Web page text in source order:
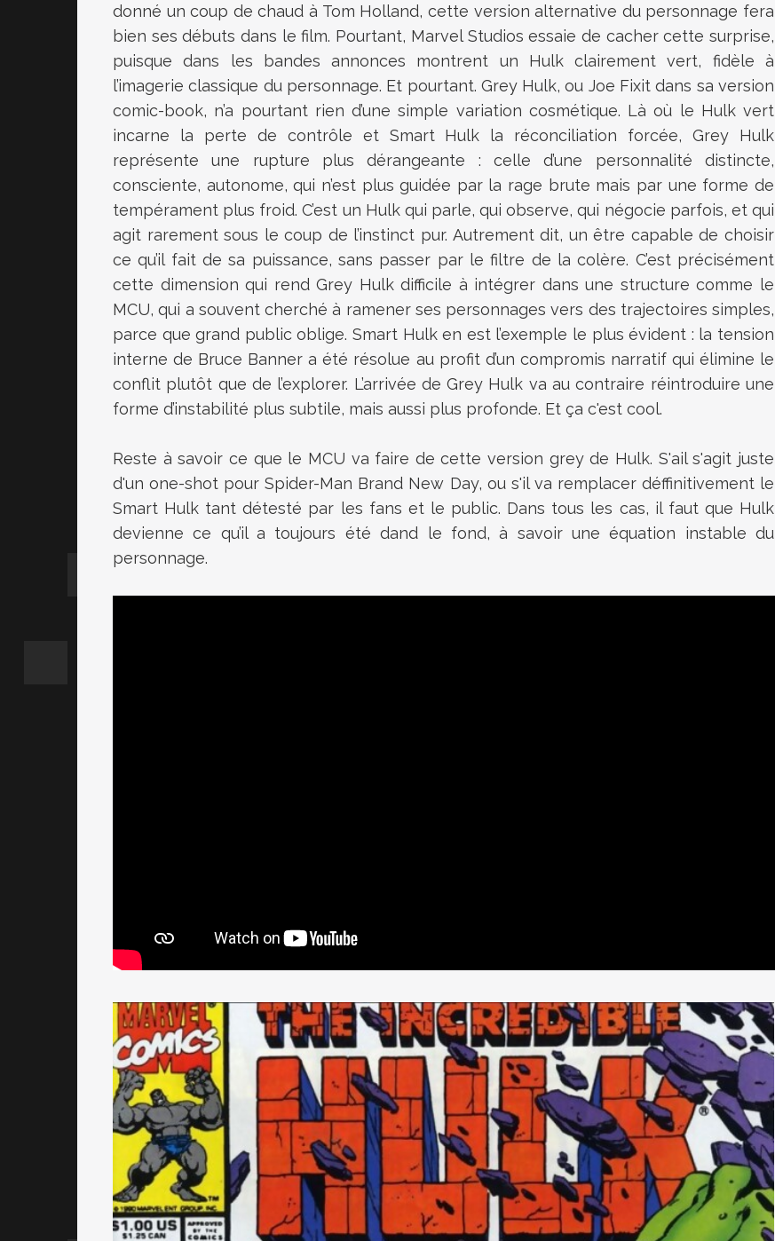
donné un coup de chaud à Tom Holland, cette version alternative du personnage fera
bien ses débuts dans le film. Pourtant, Marvel Studios essaie de cacher cette surprise,
puisque dans les bandes annonces montrent un Hulk clairement vert, fidèle à
l’imagerie classique du personnage. Et pourtant. Grey Hulk, ou Joe Fixit dans sa version
comic-book, n’a pourtant rien d’une simple variation cosmétique. Là où le Hulk vert
incarne la perte de contrôle et Smart Hulk la réconciliation forcée, Grey Hulk
représente une rupture plus dérangeante : celle d’une personnalité distincte,
consciente, autonome, qui n’est plus guidée par la rage brute mais par une forme de
tempérament plus froid. C’est un Hulk qui parle, qui observe, qui négocie parfois, et qui
agit rarement sous le coup de l’instinct pur. Autrement dit, un être capable de choisir
ce qu’il fait de sa puissance, sans passer par le filtre de la colère. C’est précisément
cette dimension qui rend Grey Hulk difficile à intégrer dans une structure comme le
MCU, qui a souvent cherché à ramener ses personnages vers des trajectoires simples,
parce que grand public oblige. Smart Hulk en est l’exemple le plus évident : la tension
interne de Bruce Banner a été résolue au profit d’un compromis narratif qui élimine le
conflit plutôt que de l’explorer. L’arrivée de Grey Hulk va au contraire réintroduire une
forme d’instabilité plus subtile, mais aussi plus profonde. Et ça c'est cool.
Reste à savoir ce que le MCU va faire de cette version grey de Hulk. S'ail s'agit juste
d'un one-shot pour Spider-Man Brand New Day, ou s'il va remplacer déffinitivement le
Smart Hulk tant détesté par les fans et le public. Dans tous les cas, il faut que Hulk
devienne ce qu’il a toujours été dand le fond, à savoir une équation instable du
personnage.